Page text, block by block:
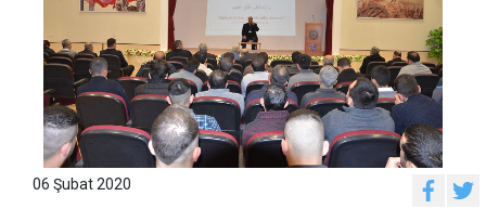
06 Şubat 2020